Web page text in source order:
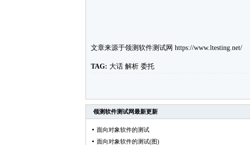
文章来源于领测软件测试网 https://www.ltesting.net/
TAG: 大话 解析 委托
领测软件测试网最新更新
面向对象软件的测试
面向对象软件的测试(图)